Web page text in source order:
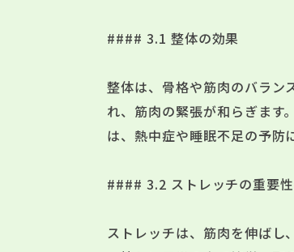
#### 3.1 整体の効果
整体は、骨格や筋肉のバラン
れ、筋肉の緊張が和らぎます
は、熱中症や睡眠不足の予防
#### 3.2 ストレッチの重要性
ストレッチは、筋肉を伸ばし